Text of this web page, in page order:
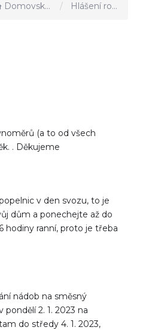
Domovská stránka Hlášení rozhlasu
(a to od všech
. Děkujeme
v den svozu, to je
dům a ponechejte až do
hodiny ranní, proto je třeba
nádob na směsný
2. 1. 2023 na
do středy 4. 1. 2023,